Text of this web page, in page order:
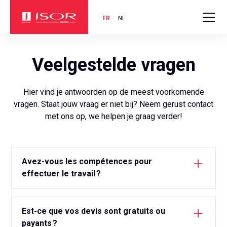
FR NL
Home Veelgestelde vragen
Veelgestelde vragen
Hier vind je antwoorden op de meest voorkomende
vragen. Staat jouw vraag er niet bij? Neem gerust contact
met ons op, we helpen je graag verder!
Avez-vous les compétences pour
effectuer le travail ?
dans le secteur du nettoyage (résidentiel, bureaux,
industriel, médical, communs d’immeubles, locaux
Est-ce que vos devis sont gratuits ou
payants ?